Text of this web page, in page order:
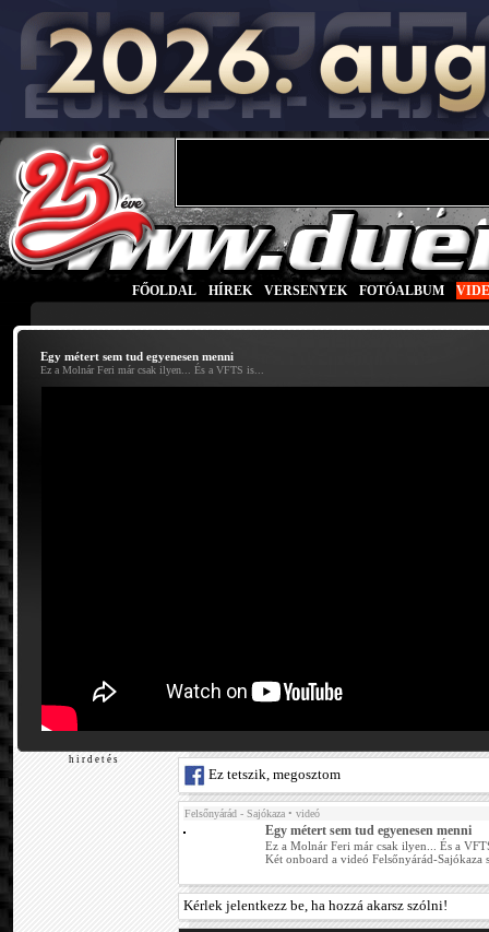
FŐOLDAL HÍREK VERSENYEK FOTÓALBUM
Egy métert sem tud egyenesen menni
Ez a Molnár Feri már csak ilyen... És a VFTS is...
h i r d e t é s
Ez tetszik, megosztom
Felsőnyárád - Sajókaza • videó
Egy métert sem tud egyenesen menni
Ez a Molnár Feri már csak ilyen... És a
Két onboard a videó Felsőnyárád-Sajókaza
Kérlek jelentkezz be, ha hozzá akarsz szólni!